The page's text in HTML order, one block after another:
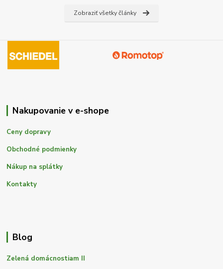
Zobraziť všetky články
Nakupovanie v e-shope
Ceny dopravy
Obchodné podmienky
Nákup na splátky
Kontakty
Blog
Zelená domácnostiam II